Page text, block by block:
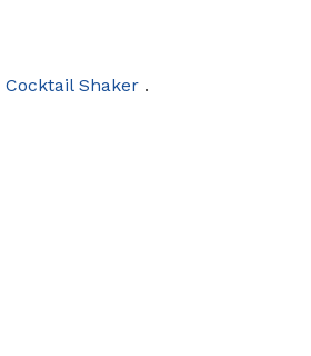
Cocktail Shaker .